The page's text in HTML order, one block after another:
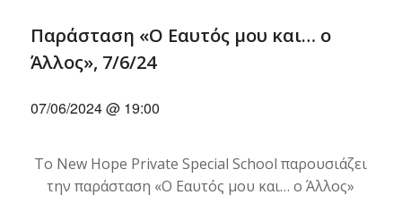
Παράσταση «Ο Εαυτός μου και… ο
Άλλος», 7/6/24
07/06/2024 @ 19:00
Το New Hope Private Special School παρουσιάζει
την παράσταση «Ο Εαυτός μου και… ο Άλλος»